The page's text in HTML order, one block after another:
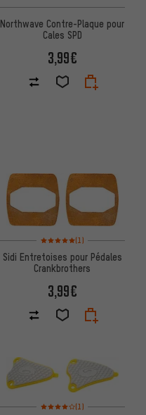
Northwave Contre-Plaque pour
Cales SPD
3,99€
Note moyenne : 5 sur 5
(1)
Sidi Entretoises pour Pédales
Crankbrothers
3,99€
Note moyenne : 4 sur 5
(1)